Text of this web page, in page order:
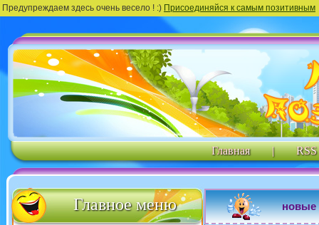
Предупреждаем здесь очень весело ! :) Присоединяйся к самым позитивным
Главная | RSS
Главное меню новые